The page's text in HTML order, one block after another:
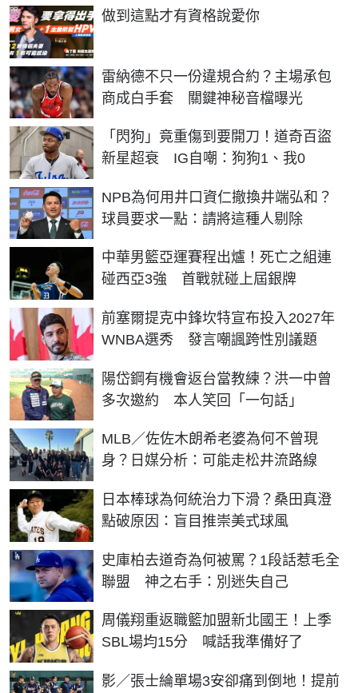
做到這點才有資格說愛你
PR
雷納德不只一份違規合約？主場承包
商成白手套 關鍵神秘音檔曝光
「閃狗」竟重傷到要開刀！道奇百盜
新星超衰 IG自嘲：狗狗1、我0
NPB為何用井口資仁撤換井端弘和？
球員要求一點：請將這種人剔除
中華男籃亞運賽程出爐！死亡之組連
碰西亞3強 首戰就碰上屆銀牌
前塞爾提克中鋒坎特宣布投入2027年
WNBA選秀 發言嘲諷跨性別議題
陽岱鋼有機會返台當教練？洪一中曾
多次邀約 本人笑回「一句話」
MLB／佐佐木朗希老婆為何不曾現
身？日媒分析：可能走松井流路線
日本棒球為何統治力下滑？桑田真澄
點破原因：盲目推崇美式球風
史庫柏去道奇為何被罵？1段話惹毛全
聯盟 神之右手：別迷失自己
周儀翔重返職籃加盟新北國王！上季
SBL場均15分 喊話我準備好了
影／張士綸單場3安卻痛到倒地！提前